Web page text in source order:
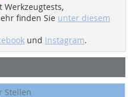
Werkzeugtests,
finden Sie unter diesem
und Instagram.
Stellen